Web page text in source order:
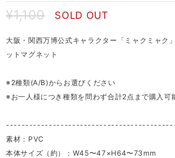
¥1,100 SOLD OUT
大阪・関西万博公式キャラクター「ミャクミャク
ットマグネット
※2種類(A/B)からお選びください
※お一人様につき種類を問わず合計2点まで購入可
素材：PVC
本体サイズ（約）：W45〜47×H64〜73mm